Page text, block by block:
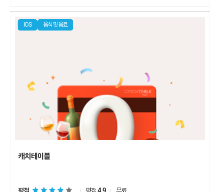
IOS 음식 및 음료